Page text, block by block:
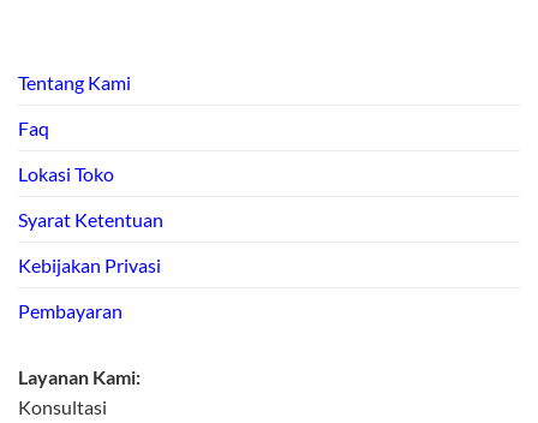
Tentang Kami
Faq
Lokasi Toko
Syarat Ketentuan
Kebijakan Privasi
Pembayaran
Layanan Kami:
Konsultasi